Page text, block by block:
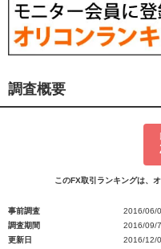
調査概要
このFX取引ランキングは、
事前調査
2016/06/
調査期間
2016/09/
更新日
2016/12/